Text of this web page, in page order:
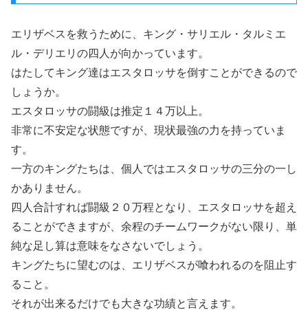
エリザベスを救うために、キング・サリエル・タルミエ
ル・デリエリの四人が向かっています。
はたしてキング達はエスタロッサを倒すことができるので
しょうか。
エスタロッサの闘級は推定１４万以上。
非常に不安定な状態ですが、現状最強の力を持っていま
す。
一方のキングたちは、個人ではエスタロッサの三分の一し
かありません。
四人合計すれば闘級２０万程となり、エスタロッサを超え
ることができますが、余程のチームワークがない限り、単
純な足し算は意味をなさないでしょう。
キングたちに望むのは、エリザベスが喰われるのを阻止す
ること。
それが出来るだけでも大きな功績と言えます。